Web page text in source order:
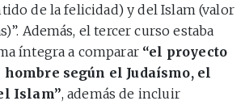
de la felicidad) y del Islam (valor
Además, el tercer curso estaba
íntegra a comparar “el proyecto
hombre según el Judaísmo, el
Islam”, además de incluir